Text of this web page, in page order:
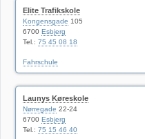
Elite Trafikskole
Kongensgade 105
6700 Esbjerg
Tel.: 75 45 08 18
Fahrschule
Launys Køreskole
Nørregade 22-24
6700 Esbjerg
Tel.: 75 15 46 40